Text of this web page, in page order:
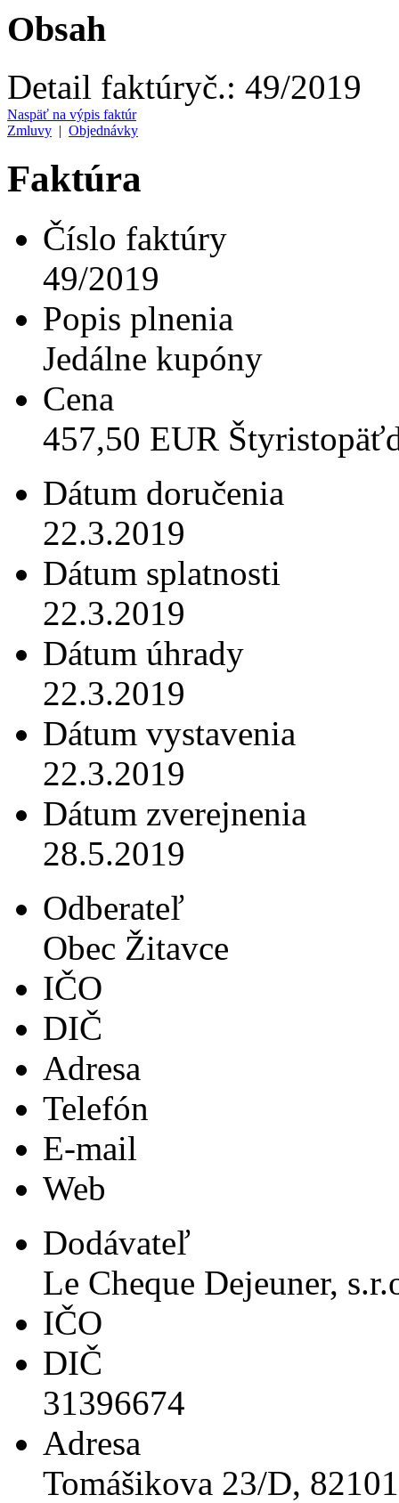
Obsah
Detail faktúryč.: 49/2019
Naspäť na výpis faktúr
Zmluvy | Objednávky
Faktúra
Číslo faktúry
49/2019
Popis plnenia
Jedálne kupóny
Cena
457,50 EUR
Dátum doručenia
22.3.2019
Dátum splatnosti
22.3.2019
Dátum úhrady
22.3.2019
Dátum vystavenia
22.3.2019
Dátum zverejnenia
28.5.2019
Odberateľ
Obec Žitavce
IČO
DIČ
Adresa
Telefón
E-mail
Web
Dodávateľ
Le Cheque Dejeuner,
IČO
DIČ
31396674
Adresa
Tomášikova 23/D,